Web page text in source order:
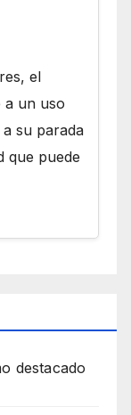
el
a un uso
su parada
que puede
destacado